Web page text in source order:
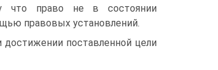
что право не в состоянии
правовых установлений.
достиже­нии поставленной цели